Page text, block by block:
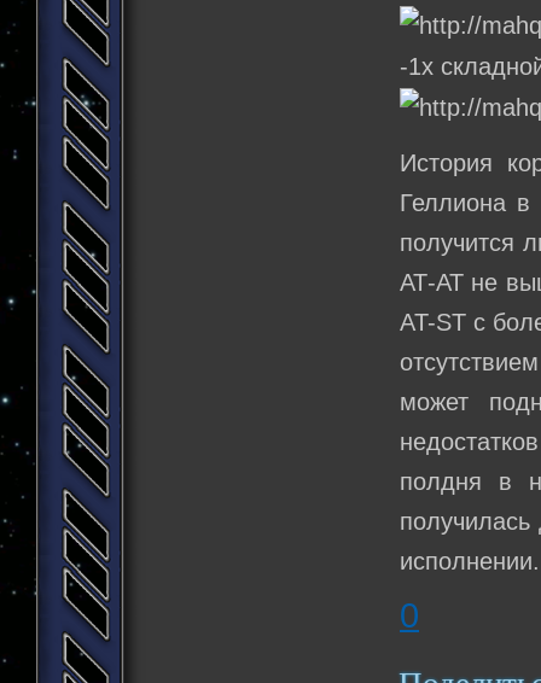
-1х
История
Геллиона
получится
АТ-АТ не
AT-ST с
может
полдня в
исполнении.
0